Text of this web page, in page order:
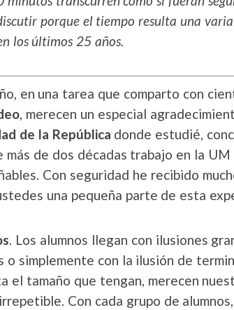
porque el tiempo resulta una
los últimos 25 años.
en una tarea que comparto con
, merecen un especial
de la República donde estudié,
más de dos décadas trabajo en la
Con seguridad he recibido
una pequeña parte de esta
. Los alumnos llegan con ilusiones
o simplemente con la ilusión de
el tamaño que tengan, merecen
Con cada grupo de